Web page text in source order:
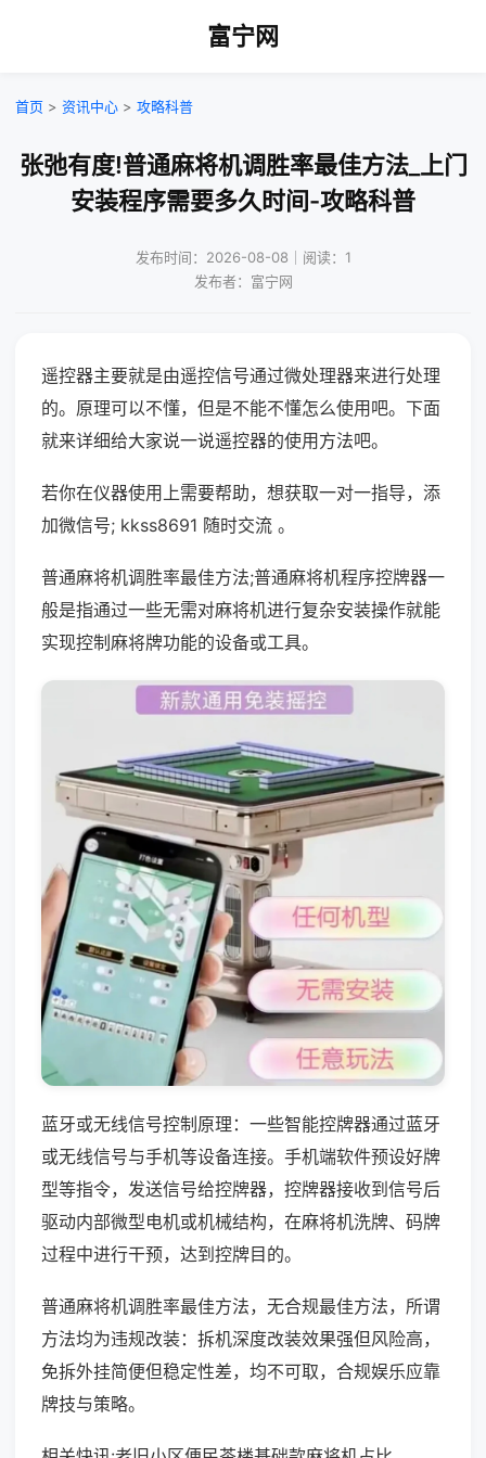
富宁网
首页 > 资讯中心 > 攻略科普
张弛有度!普通麻将机调胜率最佳方法_上门
安装程序需要多久时间-攻略科普
发布时间：2026-08-08｜阅读：1
发布者：富宁网
遥控器主要就是由遥控信号通过微处理器来进行处理
的。原理可以不懂，但是不能不懂怎么使用吧。下面
就来详细给大家说一说遥控器的使用方法吧。
若你在仪器使用上需要帮助，想获取一对一指导，添
加微信号; kkss8691 随时交流 。
普通麻将机调胜率最佳方法;普通麻将机程序控牌器一
般是指通过一些无需对麻将机进行复杂安装操作就能
实现控制麻将牌功能的设备或工具。
蓝牙或无线信号控制原理：一些智能控牌器通过蓝牙
或无线信号与手机等设备连接。手机端软件预设好牌
型等指令，发送信号给控牌器，控牌器接收到信号后
驱动内部微型电机或机械结构，在麻将机洗牌、码牌
过程中进行干预，达到控牌目的。
普通麻将机调胜率最佳方法，无合规最佳方法，所谓
方法均为违规改装：拆机深度改装效果强但风险高，
免拆外挂简便但稳定性差，均不可取，合规娱乐应靠
牌技与策略。